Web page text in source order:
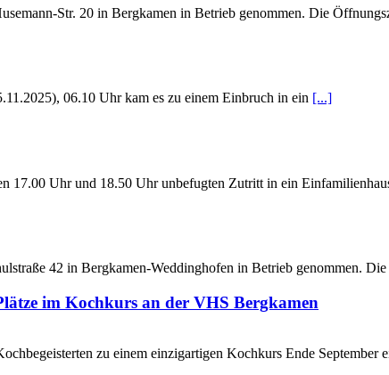
Str. 20 in Bergkamen in Betrieb genommen. Die
06.10 Uhr kam es zu einem Einbruch in ein [...]
17.00 Uhr und 18.50 Uhr unbefugten Zutritt in ein
42 in Bergkamen-Weddinghofen in Betrieb genommen.
im Kochkurs an der VHS Bergkamen
zu einem einzigartigen Kochkurs Ende September